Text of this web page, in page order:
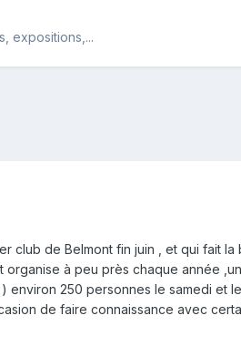
expositions,...
club de Belmont fin juin , et qui fait
organise à peu près chaque année
environ 250 personnes le samedi et
de faire connaissance avec